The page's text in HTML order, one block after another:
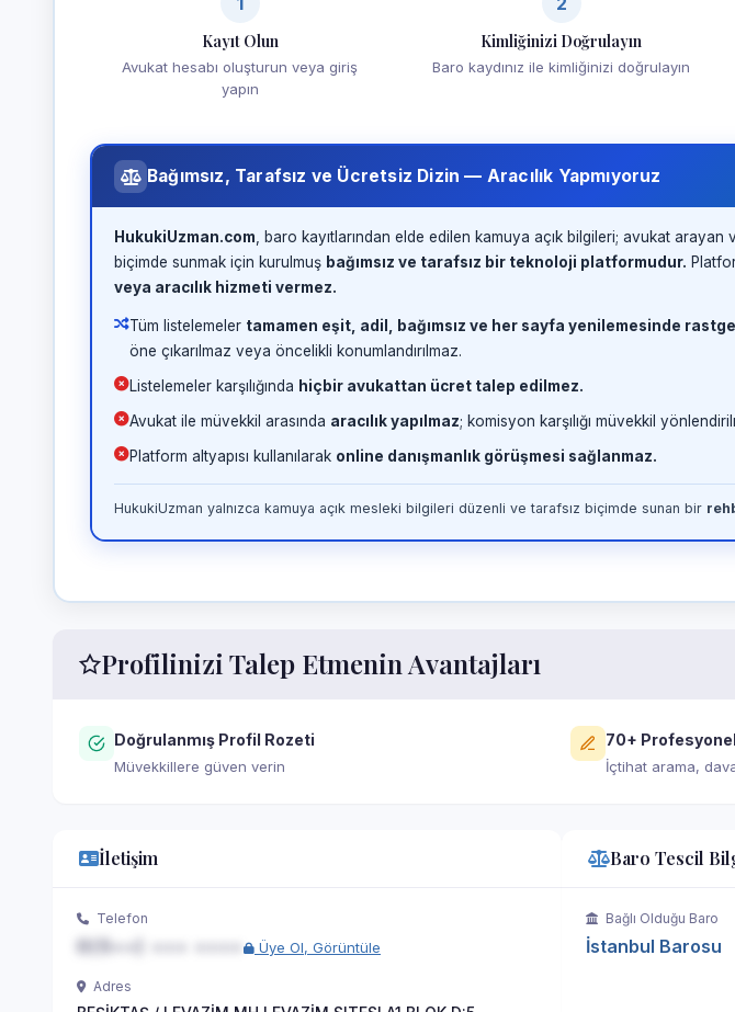
Kayıt Olun
Avukat hesabı oluşturun veya giriş
yapın
Kimliğinizi Doğrulayın
Baro kaydınız ile kimliğinizi doğrulayın
Bağımsız, Tarafsız ve Ücretsiz Dizin — Aracılık Yapmıyoruz
HukukiUzman.com , baro kayıtlarından elde edilen kamuya açık bilgileri; avukat
biçimde sunmak için kurulmuş bağımsız ve tarafsız bir teknoloji platformudur.
veya aracılık hizmeti vermez.
Tüm listelemeler tamamen eşit, adil, bağımsız ve her sayfa yenilemesinde
öne çıkarılmaz veya öncelikli konumlandırılmaz.
Listelemeler karşılığında hiçbir avukattan ücret talep edilmez.
Avukat ile müvekkil arasında aracılık yapılmaz; komisyon karşılığı müvekkil
Platform altyapısı kullanılarak online danışmanlık görüşmesi sağlanmaz.
HukukiUzman yalnızca kamuya açık mesleki bilgileri düzenli ve tarafsız biçimde sunan bir
Profilinizi Talep Etmenin Avantajları
Doğrulanmış Profil Rozeti
Müvekkillere güven verin
70+
İçtihat arama,
İletişim
Telefon
Üye Ol, Görüntüle
Adres
Baro Tescil
Bağlı Olduğu Baro
İstanbul Barosu